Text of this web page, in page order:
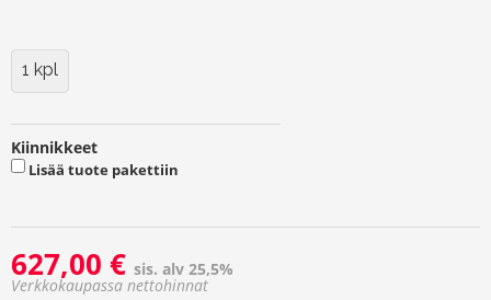
1 kpl
Kiinnikkeet
Lisää tuote pakettiin
627,00 € sis. alv 25,5%